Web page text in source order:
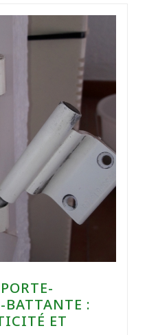
BATTANTE :
ET